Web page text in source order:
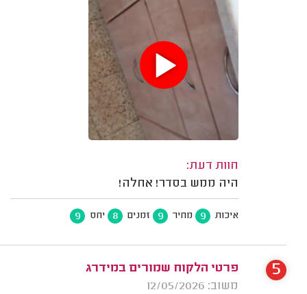
חוות דעת:
היה ממש בסדר! אחלה!
איכות 9 מחיר 9 זמנים 8 יחס 9
פרטי הלקוח שמורים במידרג
משוב: 12/05/2026
5